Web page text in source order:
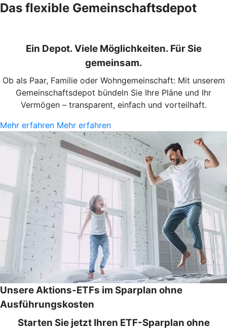
Das flexible Gemeinschaftsdepot
Ein Depot. Viele Möglichkeiten. Für Sie
gemeinsam.
Ob als Paar, Familie oder Wohngemeinschaft: Mit unserem
Gemeinschaftsdepot bündeln Sie Ihre Pläne und Ihr
Vermögen – transparent, einfach und vorteilhaft.
Mehr erfahren Mehr erfahren
Unsere Aktions-ETFs im Sparplan ohne
Ausführungskosten
Starten Sie jetzt Ihren ETF-Sparplan ohne